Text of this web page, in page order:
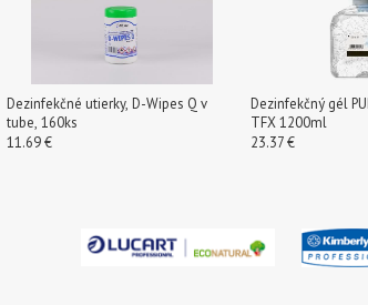
Dezinfekčné utierky, D-Wipes Q v
tube, 160ks
11.69 €
Dezinfekčný gél
TFX 1200ml
23.37 €